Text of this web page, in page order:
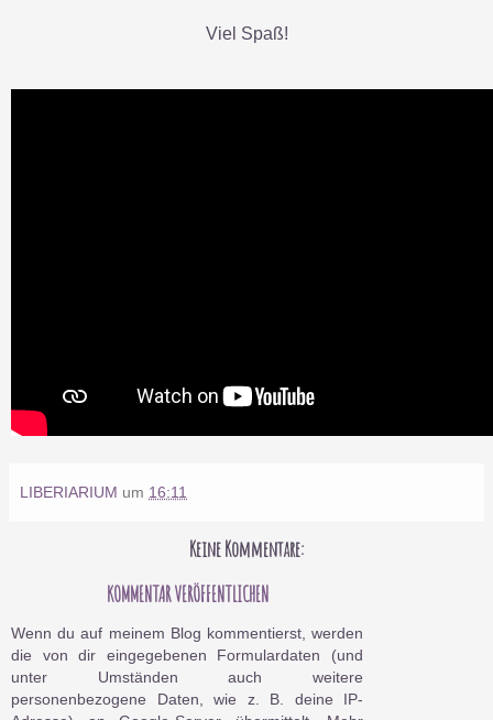
Viel Spaß!
LIBERIARIUM um 16:11
Keine Kommentare:
KOMMENTAR VERÖFFENTLICHEN
Wenn du auf meinem Blog kommentierst, werden
die von dir eingegebenen Formulardaten (und
unter Umständen auch weitere
personenbezogene Daten, wie z. B. deine IP-